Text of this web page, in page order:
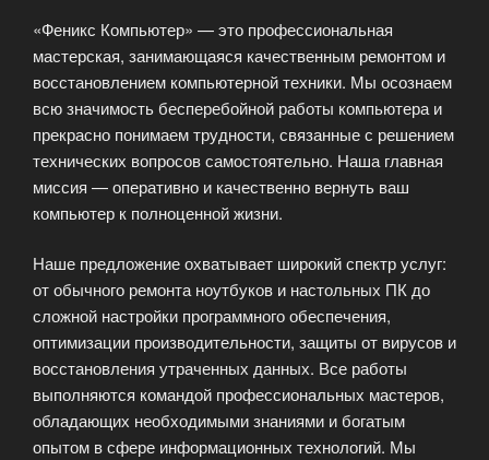
«Феникс Компьютер» — это профессиональная
мастерская, занимающаяся качественным ремонтом и
восстановлением компьютерной техники. Мы осознаем
всю значимость бесперебойной работы компьютера и
прекрасно понимаем трудности, связанные с решением
технических вопросов самостоятельно. Наша главная
миссия — оперативно и качественно вернуть ваш
компьютер к полноценной жизни.
Наше предложение охватывает широкий спектр услуг:
от обычного ремонта ноутбуков и настольных ПК до
сложной настройки программного обеспечения,
оптимизации производительности, защиты от вирусов и
восстановления утраченных данных. Все работы
выполняются командой профессиональных мастеров,
обладающих необходимыми знаниями и богатым
опытом в сфере информационных технологий. Мы